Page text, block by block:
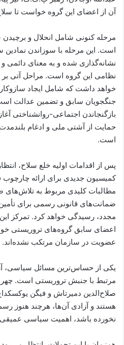
آن از اعضای این گروه خواست تا
مرحله کنونی شامل انحلال و
است. این مرحله با سوزاندن
نشانه‌گذاری شده و به معنای دائمی
نظامی این گروه است. مراحل آتی بر
خواهد داشت که شامل ایجاد
جنگجویان سابق و تضمین عدالت
بازگنجاندن اجتماعی-روانشناختی
حمایت از آشتی ملی و ادغام
است.
پس از اقدامات اولیه خلع سلاح،
کمیسیون جدیدی برای ارائه چارچوب
مطالبات کلیدی مربوط به تلاش‌های
ضمانت‌های قانونی رسمی برای
مجدد، رسیدگی خواهد کرد. تمرکز
اعضای سابق گروه‌های تروریستی
عضویت در سازمان مرتکب نشده‌اند.
یکی از حساس‌ترین مسائل سیاسی،
مرتبط با جنبش تروریستی است.
صلاح‌الدین دمیرتاش و فیگن
هستند و آزادی آن‌ها، هرچند هنوز
نخورده باشد، اهمیت سیاسی